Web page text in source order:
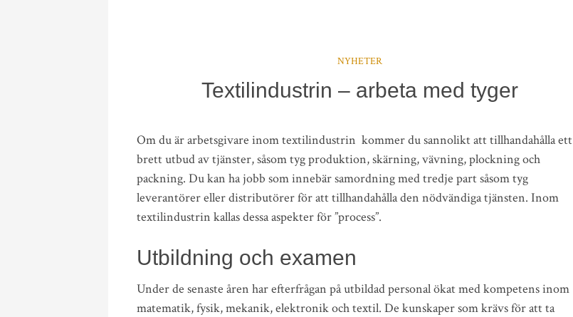
NYHETER
Textilindustrin – arbeta med tyger
Om du är arbetsgivare inom textilindustrin kommer du sannolikt att tillhandahålla ett
brett utbud av tjänster, såsom tyg produktion, skärning, vävning, plockning och
packning. Du kan ha jobb som innebär samordning med tredje part såsom tyg
leverantörer eller distributörer för att tillhandahålla den nödvändiga tjänsten. Inom
textilindustrin kallas dessa aspekter för ”process”.
Utbildning och examen
Under de senaste åren har efterfrågan på utbildad personal ökat med kompetens inom
matematik, fysik, mekanik, elektronik och textil. De kunskaper som krävs för att ta